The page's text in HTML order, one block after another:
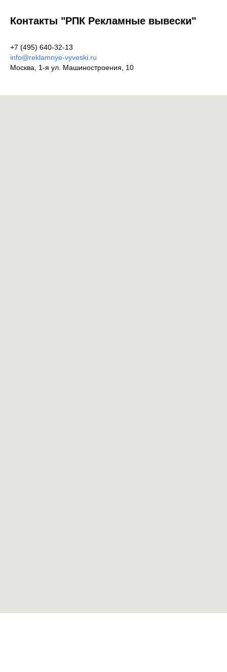
Контакты "РПК Рекламные вывески"
+7 (495) 640-32-13
info@reklamnye-vyveski.ru
Москва, 1-я ул. Машиностроения, 10